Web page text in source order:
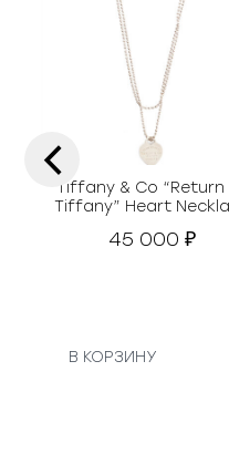
Tiffany & Co “Return
Tiffany” Heart
45 000 ₽
В КОРЗИНУ
‹